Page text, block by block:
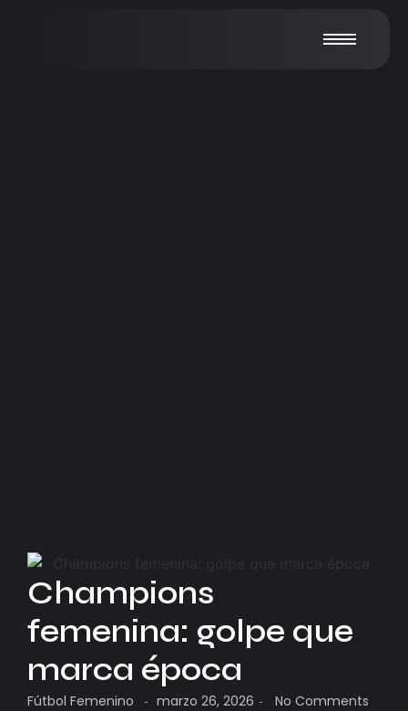
Champions
femenina: golpe que
marca época
Fútbol Femenino - marzo 26, 2026 - No Comments